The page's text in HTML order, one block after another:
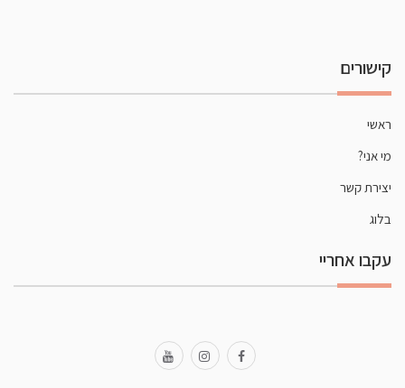
קישורים
ראשי
מי אני?
יצירת קשר
בלוג
עקבו אחריי